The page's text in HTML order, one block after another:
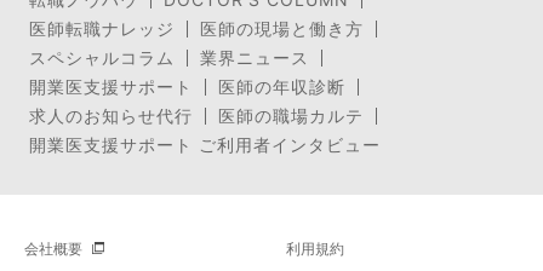
医師転職ナレッジ
医師の現場と働き方
スペシャルコラム
業界ニュース
開業医支援サポート
医師の年収診断
求人のお知らせ代行
医師の職場カルテ
開業医支援サポート ご利用者インタビュー
会社概要 利用規約